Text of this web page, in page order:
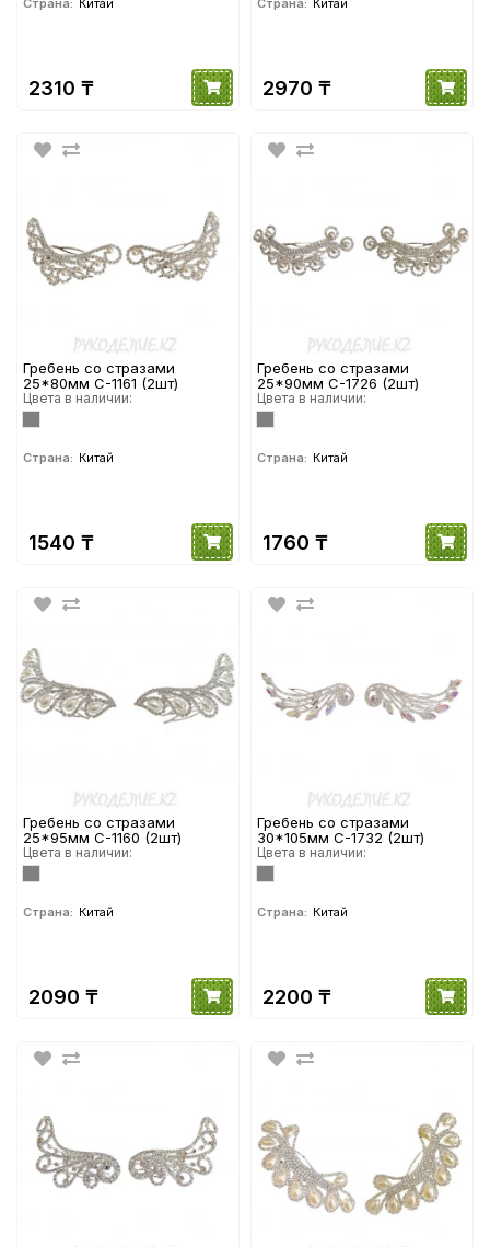
Страна: Китай
2310 ₸
Страна: Китай
2970 ₸
Гребень со стразами
25*80мм С-1161 (2шт)
Цвета в наличии:
Страна: Китай
1540 ₸
Гребень со стразами
25*90мм С-1726 (2шт)
Цвета в наличии:
Страна: Китай
1760 ₸
Гребень со стразами
25*95мм С-1160 (2шт)
Цвета в наличии:
Страна: Китай
2090 ₸
Гребень со стразами
30*105мм С-1732 (2шт)
Цвета в наличии:
Страна: Китай
2200 ₸